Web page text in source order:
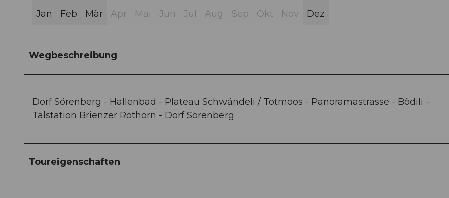
Jan Feb Mär Apr Mai Jun Jul Aug Sep Okt Nov Dez
Wegbeschreibung
Dorf Sörenberg - Hallenbad - Plateau Schwändeli / Totmoos - Panoramastrasse - Bödili -
Talstation Brienzer Rothorn - Dorf Sörenberg
Toureigenschaften